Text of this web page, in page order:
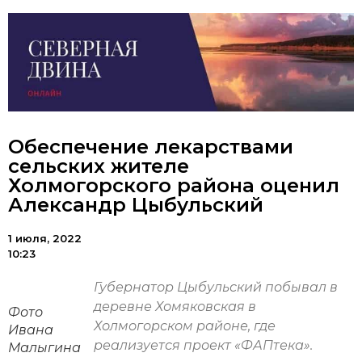
Обеспечение лекарствами
сельских жителе
Холмогорского района оценил
Александр Цыбульский
1 июля, 2022
10:23
Фото
Ивана
Малыгина
Губернатор Цыбульский побывал в
деревне Хомяковская в
Холмогорском районе, где
реализуется проект «ФАПтека».